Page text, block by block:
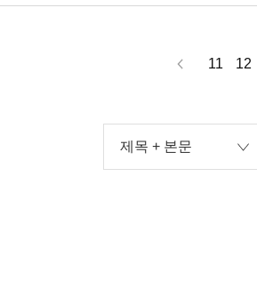
11 12
제목 + 본문